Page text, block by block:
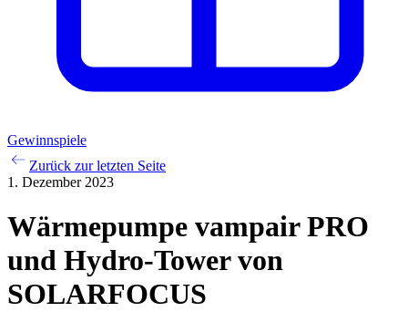
Gewinnspiele
Zurück zur letzten Seite
1. Dezember 2023
Wärmepumpe vampair PRO
und Hydro-Tower von
SOLARFOCUS